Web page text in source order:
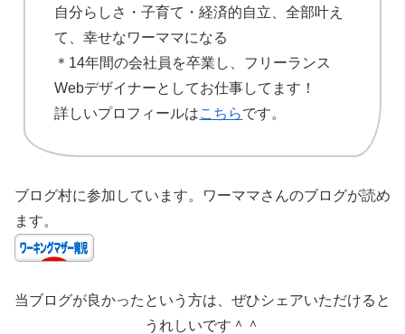
自分らしさ・子育て・経済的自立、全部叶え
て、幸せなワーママになる
＊14年間の会社員を卒業し、フリーランス
Webデザイナーとしてお仕事してます！
詳しいプロフィールはこちらです。
ブログ村に参加しています。ワーママさんのブログが読め
ます。
当ブログが良かったという方は、ぜひシェアいただけると
うれしいです＾＾